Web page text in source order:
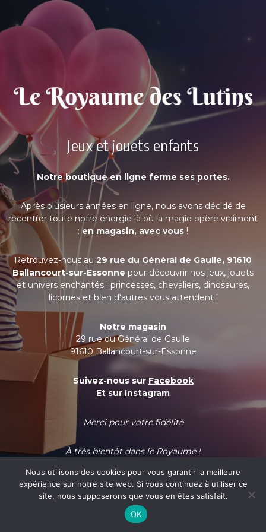
Jeux et jouets enfants
Notre boutique en ligne ferme ses portes.
Après plusieurs années en ligne, nous avons décidé de
recentrer toute notre énergie là où la magie opère vraiment
:en magasin, avec vous !
Retrouvez-nous au 29 rue du Général de Gaulle, 91610
Ballancourt-sur-Essonne pour découvrir nos jeux, jouets
et univers enchantés : princesses, chevaliers, dinosaures,
licornes et bien d'autres vous attendent !
Notre magasin
29 rue du Général de Gaulle
91610 Ballancourt-sur-Essonne
Suivez-nous sur Facebook
Et sur Instagram
Merci pour votre fidélité
À très bientôt dans le Royaume !
Nous utilisons des cookies pour vous garantir la meilleure
expérience sur notre site web. Si vous continuez à utiliser ce
site, nous supposerons que vous en êtes satisfait.
OK